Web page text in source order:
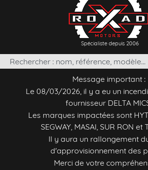
Spécialiste depuis 2006
Message important :
Le 08/03/2026, il y a eu un
fournisseur DELTA
Les marques impactées sont
SEGWAY, MASAI, SUR RON et
Il y aura un rallongement
d'approvisionnement des
Merci de votre